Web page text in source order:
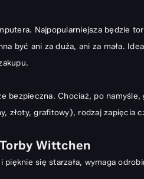
Najpopularniejsza będzie
być ani za duża, ani za mała.
Chociaż, po
grafitowy), rodzaj zapięcia
Wittchen
się starzała, wymaga